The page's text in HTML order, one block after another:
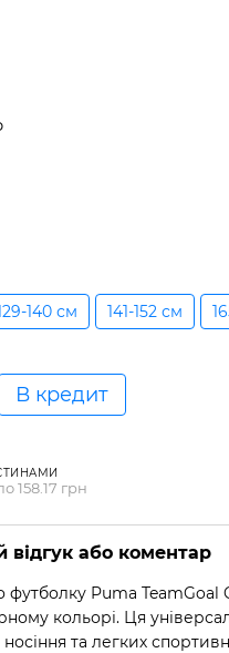
140 см 141-152 см
В кредит
158.17 грн
відгук або коментар
Puma TeamGoal
кольорі. Ця
та легких